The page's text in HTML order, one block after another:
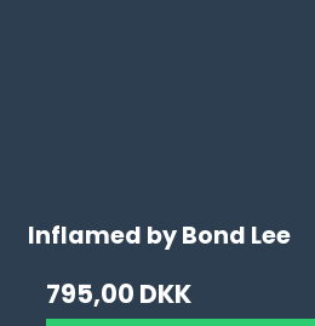
Inflamed by Bond Lee
795,00 DKK